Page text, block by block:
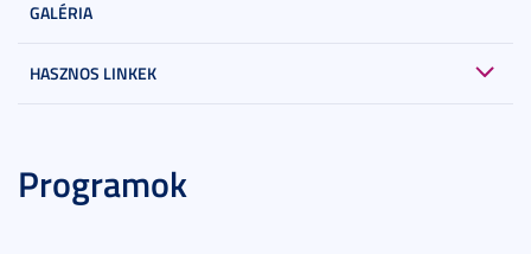
GALÉRIA
HASZNOS LINKEK
Programok